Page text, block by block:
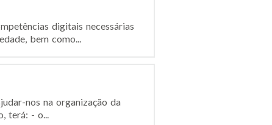
digitais necessárias
bem como...
nos na organização da
terá: - o...